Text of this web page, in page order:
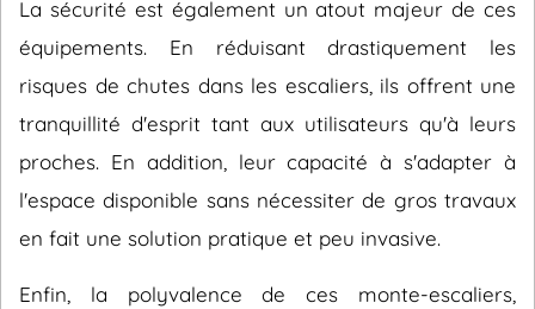
La sécurité est également un atout majeur de ces
équipements. En réduisant drastiquement les
risques de chutes dans les escaliers, ils offrent une
tranquillité d'esprit tant aux utilisateurs qu'à leurs
proches. En addition, leur capacité à s'adapter à
l'espace disponible sans nécessiter de gros travaux
en fait une solution pratique et peu invasive.
Enfin, la polyvalence de ces monte-escaliers,